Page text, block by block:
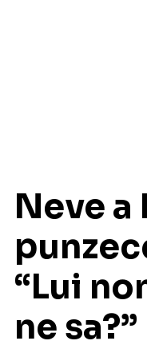
Neve a
“Lui
ne sa?”